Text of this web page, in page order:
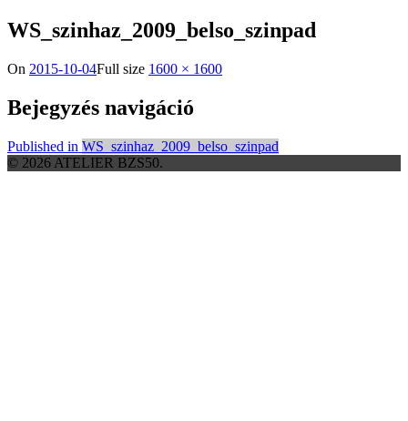
WS_szinhaz_2009_belso_szinpad
On 2015-10-04Full size 1600 × 1600
Bejegyzés navigáció
Published in WS_szinhaz_2009_belso_szinpad
© 2026 ATELIER BZS50.